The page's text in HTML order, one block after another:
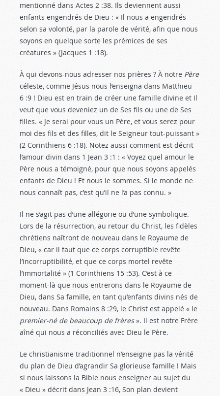
mentionné dans Actes 2 :38. Ils deviennent aussi
enfants engendrés de Dieu : « Il nous a engendrés
selon sa volonté, par la parole de vérité, afin que nous
soyons en quelque sorte les prémices de ses
créatures » (Jacques 1 :18).
À qui devons-nous adresser nos prières ? À notre Père
céleste, comme Jésus nous l’enseigna dans Matthieu
6 :9 ! Dieu est en train de créer une famille divine et Il
veut que vous deveniez un de Ses fils ou une de Ses
filles. « Je serai pour vous un Père, et vous serez pour
moi des fils et des filles, dit le Seigneur tout-puissant »
(2 Corinthiens 6 :18). Notez aussi comment est décrit
l’amour divin dans 1 Jean 3 :1 : « Voyez quel amour le
Père nous a témoigné, pour que nous soyons appelés
enfants de Dieu ! Et nous le sommes. Si le monde ne
nous connaît pas, c’est qu’il ne l’a pas connu. »
Il ne s’agit pas d’une allégorie ou d’une symbolique.
Lors de la résurrection, au retour du Christ, les fidèles
chrétiens naîtront de nouveau dans le Royaume de
Dieu, « car il faut que ce corps corruptible revête
l’incorruptibilité, et que ce corps mortel revête
l’immortalité » (1 Corinthiens 15 :53). C’est à ce
moment-là que nous entrerons dans le Royaume de
Dieu, dans Sa famille, en tant qu’enfants divins nés de
nouveau. Dans Romains 8 :29, le Christ est appelé « le
premier-né de beaucoup de frères». Il est notre Frère
aîné qui nous a réconciliés avec Dieu le Père.
Le christianisme traditionnel n’enseigne pas la vérité
du plan de Dieu d’agrandir Sa glorieuse famille ! Mais
si nous laissons la Bible nous enseigner au sujet du
« Dieu » décrit dans Jean 3 :16, Son plan devient